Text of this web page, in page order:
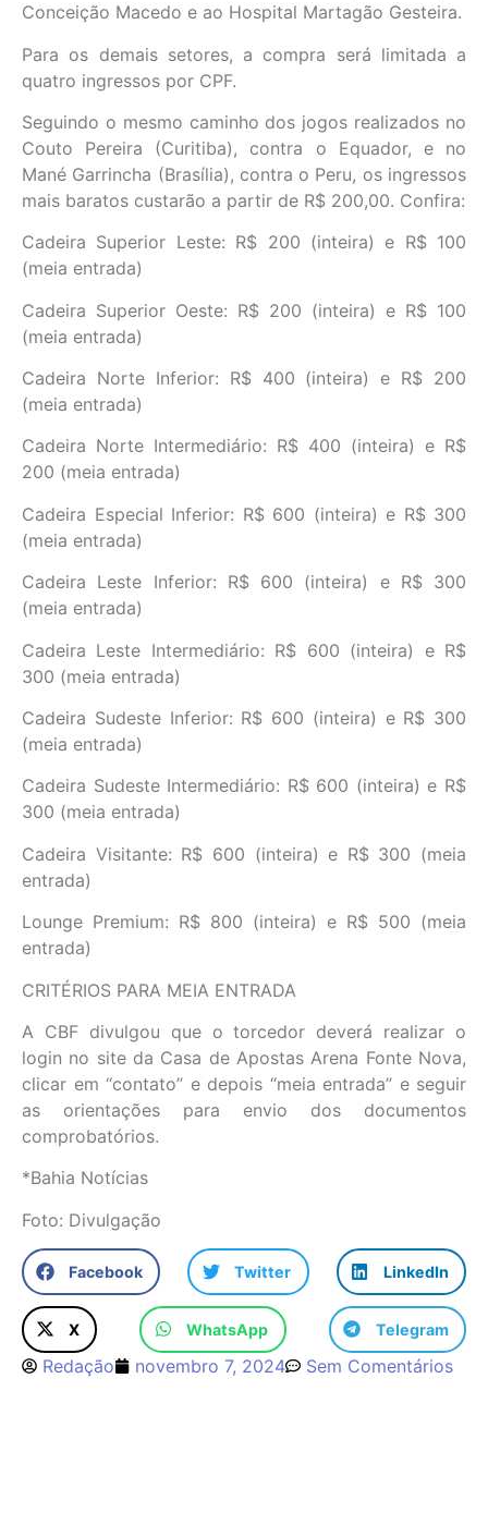
Conceição Macedo e ao Hospital Martagão Gesteira.
Para os demais setores, a compra será limitada a
quatro ingressos por CPF.
Seguindo o mesmo caminho dos jogos realizados no
Couto Pereira (Curitiba), contra o Equador, e no
Mané Garrincha (Brasília), contra o Peru, os ingressos
mais baratos custarão a partir de R$ 200,00. Confira:
Cadeira Superior Leste: R$ 200 (inteira) e R$ 100
(meia entrada)
Cadeira Superior Oeste: R$ 200 (inteira) e R$ 100
(meia entrada)
Cadeira Norte Inferior: R$ 400 (inteira) e R$ 200
(meia entrada)
Cadeira Norte Intermediário: R$ 400 (inteira) e R$
200 (meia entrada)
Cadeira Especial Inferior: R$ 600 (inteira) e R$ 300
(meia entrada)
Cadeira Leste Inferior: R$ 600 (inteira) e R$ 300
(meia entrada)
Cadeira Leste Intermediário: R$ 600 (inteira) e R$
300 (meia entrada)
Cadeira Sudeste Inferior: R$ 600 (inteira) e R$ 300
(meia entrada)
Cadeira Sudeste Intermediário: R$ 600 (inteira) e R$
300 (meia entrada)
Cadeira Visitante: R$ 600 (inteira) e R$ 300 (meia
entrada)
Lounge Premium: R$ 800 (inteira) e R$ 500 (meia
entrada)
CRITÉRIOS PARA MEIA ENTRADA
A CBF divulgou que o torcedor deverá realizar o
login no site da Casa de Apostas Arena Fonte Nova,
clicar em “contato” e depois “meia entrada” e seguir
as orientações para envio dos documentos
comprobatórios.
*Bahia Notícias
Foto: Divulgação
Facebook Twitter LinkedIn
X WhatsApp Telegram
Redação novembro 7, 2024 Sem Comentários